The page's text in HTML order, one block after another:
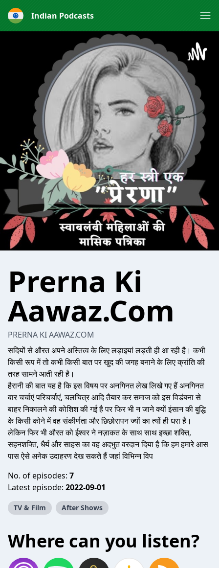
Indian Podcasts
Prerna Ki
Aawaz.Com
PRERNA KI AAWAZ.COM
सदियों से औरत अपने अस्तित्व के लिए लड़ाइयां लड़ती ही आ रही है। कभी
किसी रूप में तो कभी किसी बात पर खुद की जगह बनाने के लिए क्रांति की
तरह सामने आती रही है।
हैरानी की बात यह है कि इस विषय पर अनगिनत लेख लिखे गए हैं अनगिनत
बार चर्चाएं परिचर्चाएं, चलचित्र आदि तैयार कर समाज को इस विडंबना से
बाहर निकालने की कोशिश की गई है पर फिर भी न जाने क्यों इंसान की बुद्धि
के किसी कोने में वह संकीर्णता और छिछोरापन ज्यों का त्यों ही धरा है।
लेकिन फिर भी औरत को ईश्वर ने नज़ाकत के साथ साथ इच्छा शक्ति,
सहनशक्ति, धैर्य और साहस का वह अदभुत वरदान दिया है कि हम हमारे आस
पास ऐसे अनेक उदाहरण देख सकते हैं जहां विभिन्न विप
No. of episodes: 7
Latest episode: 2022-09-01
TV & Film After Shows
Where can you listen?